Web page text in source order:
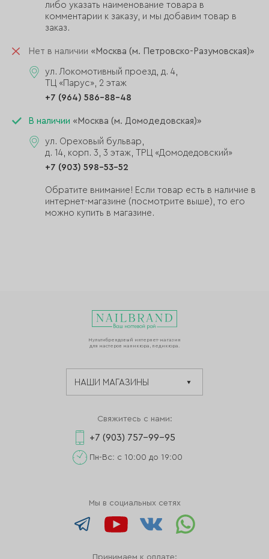
либо указать наименование товара в
комментарии к заказу, и мы добавим товар в
заказ.
Нет в наличии «Москва (м. Петровско-Разумовская)»
ул. Локомотивный проезд, д. 4,
ТЦ «Парус», 2 этаж
+7 (964) 586-88-48
В наличии «Москва (м. Домодедовская)»
ул. Ореховый бульвар,
д. 14, корп. 3, 3 этаж, ТРЦ «Домодедовский»
+7 (903) 598-53-52
Обратите внимание! Если товар есть в наличие в
интернет-магазине (посмотрите выше), то его
можно купить в магазине.
Мультибрендовый интернет-магазин
для мастеров маникюра, педикюра.
Свяжитесь с нами:
+7 (903) 757-99-95
Пн-Вс: с 10:00 до 19:00
Мы в социальных сетях
Принимаем к оплате: